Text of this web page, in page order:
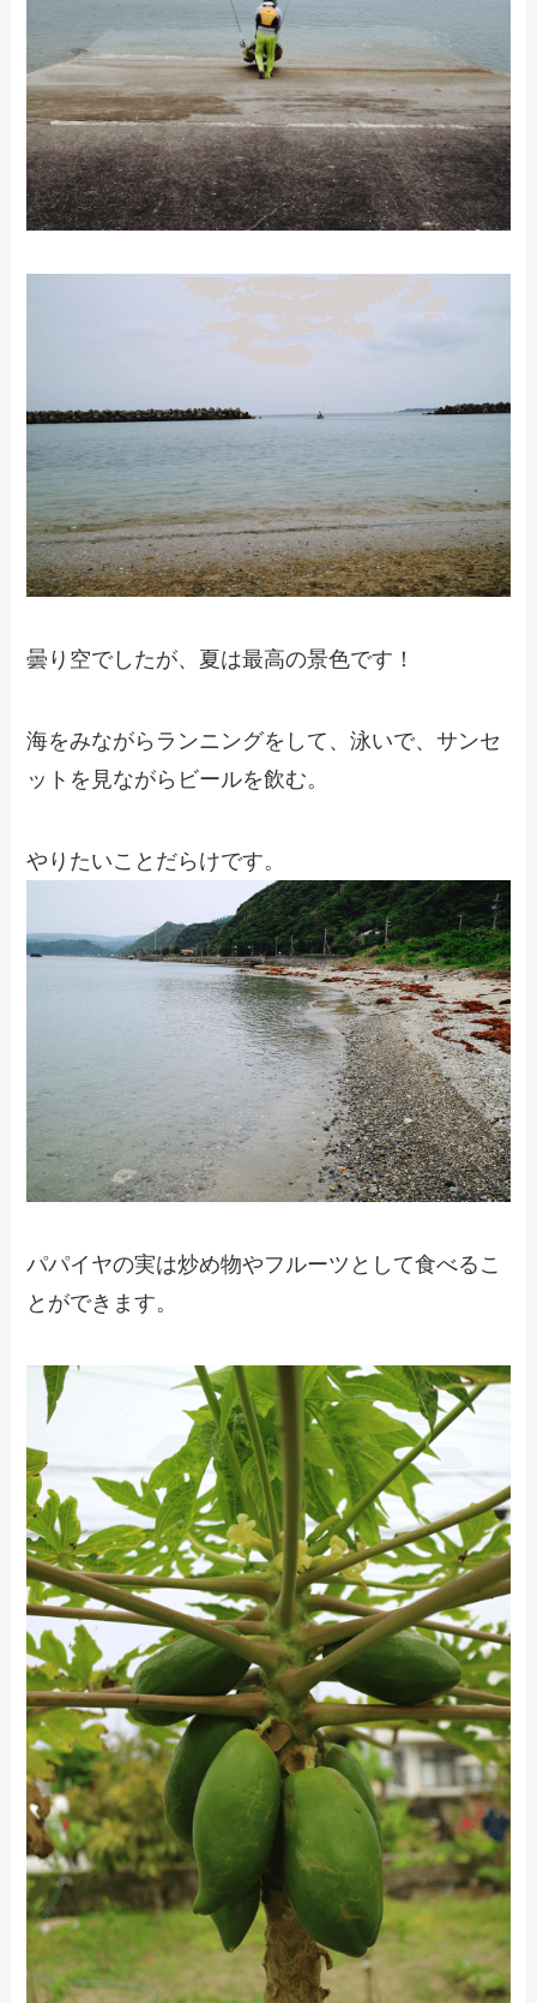
曇り空でしたが、夏は最高の景色です！
海をみながらランニングをして、泳いで、サンセ
ットを見ながらビールを飲む。
やりたいことだらけです。
パパイヤの実は炒め物やフルーツとして食べるこ
とができます。